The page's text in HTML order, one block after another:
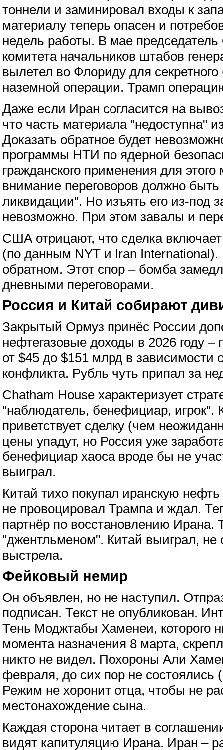
тоннели и заминировал входы к
материалу теперь опасен и
недель работы. В мае председатель
комитета начальников штабов
вылетел во Флориду для
наземной операции. Трамп
Даже если Иран согласится на
что часть материала "недоступна"
Доказать обратное будет
программы НТИ по ядерной
гражданского применения для
внимание переговоров должно быть
ликвидации". Но изъять его из-под
невозможно. При этом завалы и
США отрицают, что сделка
(по данным NYT и Iran International).
обратном. Этот спор – бомба
дневными переговорами.
Россия и Китай собирают
Закрытый Ормуз принёс России
нефтегазовые доходы в 2026 году –
от $45 до $151 млрд в зависимости
конфликта. Рубль чуть припал за
Chatham House характеризует
"наблюдатель, бенефициар, игрок".
приветствует сделку (чем
цены упадут, но Россия уже
бенефициар хаоса вроде бы не
выиграл.
Китай тихо покупал иранскую
не провоцировал Трампа и ждал.
партнёр по восстановлению Ирана.
"джентльменом". Китай выиграл, не
выстрела.
Фейковый немир
Он объявлен, но не наступил.
подписан. Текст не опубликован.
Тень Моджтабы Хаменеи, которого
момента назначения 8 марта,
никто не видел. Похороны Али
февраля, до сих пор не состоялись
Режим не хоронит отца, чтобы не
местонахождение сына.
Каждая сторона читает в
видят капитуляцию Ирана. Иран –